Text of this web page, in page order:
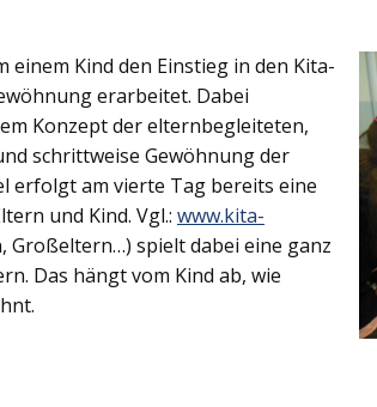
Kind den Einstieg in den Kita-
erarbeitet. Dabei
Konzept der elternbegleiteten,
schrittweise Gewöhnung der
erfolgt am vierte Tag bereits eine
und Kind. Vgl.: www.kita-
spielt dabei eine ganz
Das hängt vom Kind ab, wie